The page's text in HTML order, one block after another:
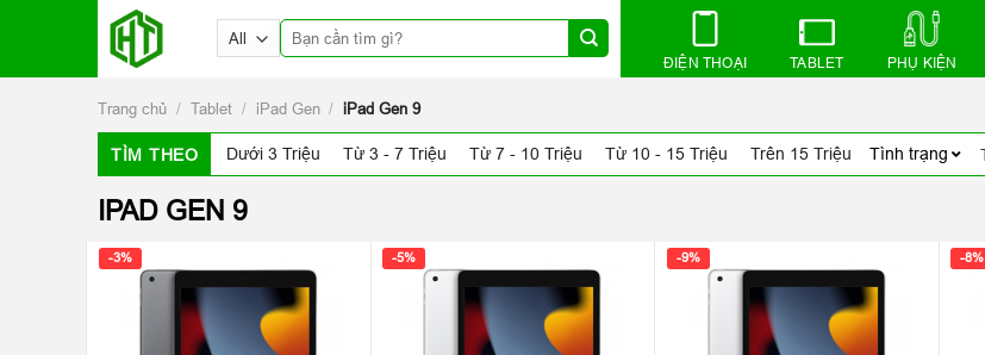
Tìm
kiếm:
ĐIỆN THOẠI TABLET PHỤ KIỆN
Trang chủ / Tablet / iPad Gen / iPad Gen 9
TÌM THEO Dưới 3 Triệu Từ 3 - 7 Triệu Từ 7 - 10 Triệu Từ 10 - 15 Triệu Trên 15 Triệu Tình trạng
IPAD GEN 9
-3% -5% -9% -8%